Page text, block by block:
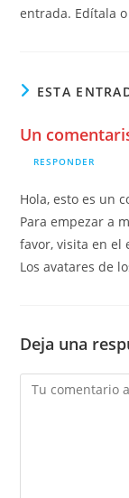
entrada. Edítala
ESTA
Un
RESPONDER
Hola, esto es un
Para empezar a
favor, visita en el
Los avatares de
Deja una
Comentario